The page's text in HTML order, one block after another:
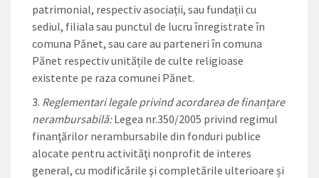
patrimonial, respectiv asociații, sau fundații cu
sediul, filiala sau punctul de lucru înregistrate în
comuna Pănet, sau care au parteneri în comuna
Pănet respectiv unitățile de culte religioase
existente pe raza comunei Pănet.
Reglementari legale privind acordarea de finanțare
nerambursabilă:Legea nr.350/2005 privind regimul
finanţărilor nerambursabile din fonduri publice
alocate pentru activităţi nonprofit de interes
general, cu modificările şi completările ulterioare și